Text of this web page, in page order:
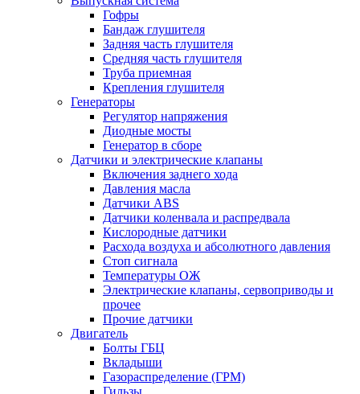
Гофры
Бандаж глушителя
Задняя часть глушителя
Средняя часть глушителя
Труба приемная
Крепления глушителя
Генераторы
Регулятор напряжения
Диодные мосты
Генератор в сборе
Датчики и электрические клапаны
Включения заднего хода
Давления масла
Датчики ABS
Датчики коленвала и распредвала
Кислородные датчики
Расхода воздуха и абсолютного давления
Стоп сигнала
Температуры ОЖ
Электрические клапаны, сервоприводы и
прочее
Прочие датчики
Двигатель
Болты ГБЦ
Вкладыши
Газораспределение (ГРМ)
Гильзы